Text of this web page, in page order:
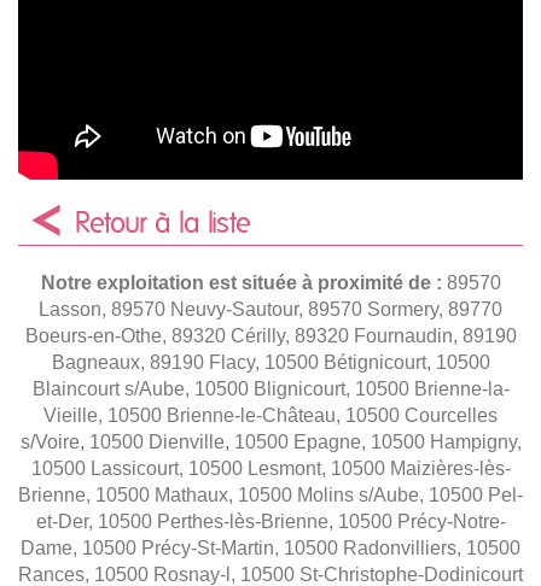
Retour à la liste
Notre exploitation est située à proximité de : 89570
Lasson, 89570 Neuvy-Sautour, 89570 Sormery, 89770
Boeurs-en-Othe, 89320 Cérilly, 89320 Fournaudin, 89190
Bagneaux, 89190 Flacy, 10500 Bétignicourt, 10500
Blaincourt s/Aube, 10500 Blignicourt, 10500 Brienne-la-
Vieille, 10500 Brienne-le-Château, 10500 Courcelles
s/Voire, 10500 Dienville, 10500 Epagne, 10500 Hampigny,
10500 Lassicourt, 10500 Lesmont, 10500 Maizières-lès-
Brienne, 10500 Mathaux, 10500 Molins s/Aube, 10500 Pel-
et-Der, 10500 Perthes-lès-Brienne, 10500 Précy-Notre-
Dame, 10500 Précy-St-Martin, 10500 Radonvilliers, 10500
Rances, 10500 Rosnay-l, 10500 St-Christophe-Dodinicourt